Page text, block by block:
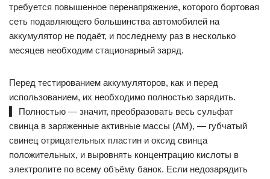
требуется повышенное перенапряжение, которого бортовая
сеть подавляющего большинства автомобилей на
аккумулятор не подаёт, и последнему раз в несколько
месяцев необходим стационарный заряд.
Перед тестированием аккумуляторов, как и перед
использованием, их необходимо полностью зарядить.
Полностью — значит, преобразовать весь сульфат
свинца в заряженные активные массы (АМ), — губчатый
свинец отрицательных пластин и оксид свинца
положительных, и выровнять концентрацию кислоты в
электролите по всему объёму банок. Если недозарядить